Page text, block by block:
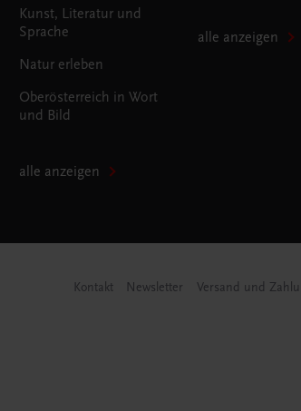
Kunst, Literatur und
Sprache
Natur erleben
Oberösterreich in Wort
und Bild
alle anzeigen
alle anzeigen
Kontakt Newsletter Versand und